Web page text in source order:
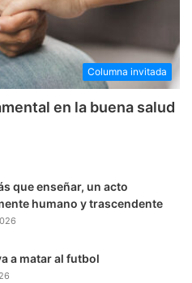
Columna invitada
en la buena salud
que enseñar, un acto
humano y trascendente
a matar al futbol